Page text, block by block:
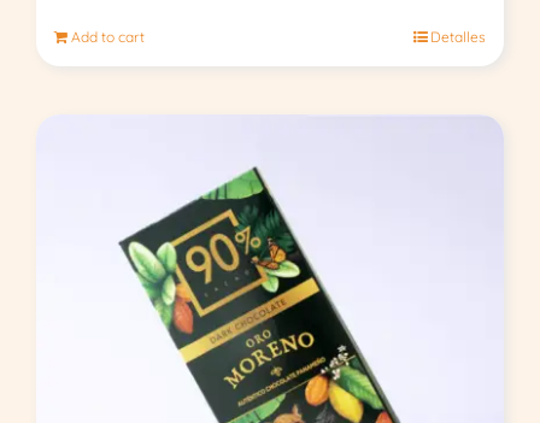
Add to cart Detalles